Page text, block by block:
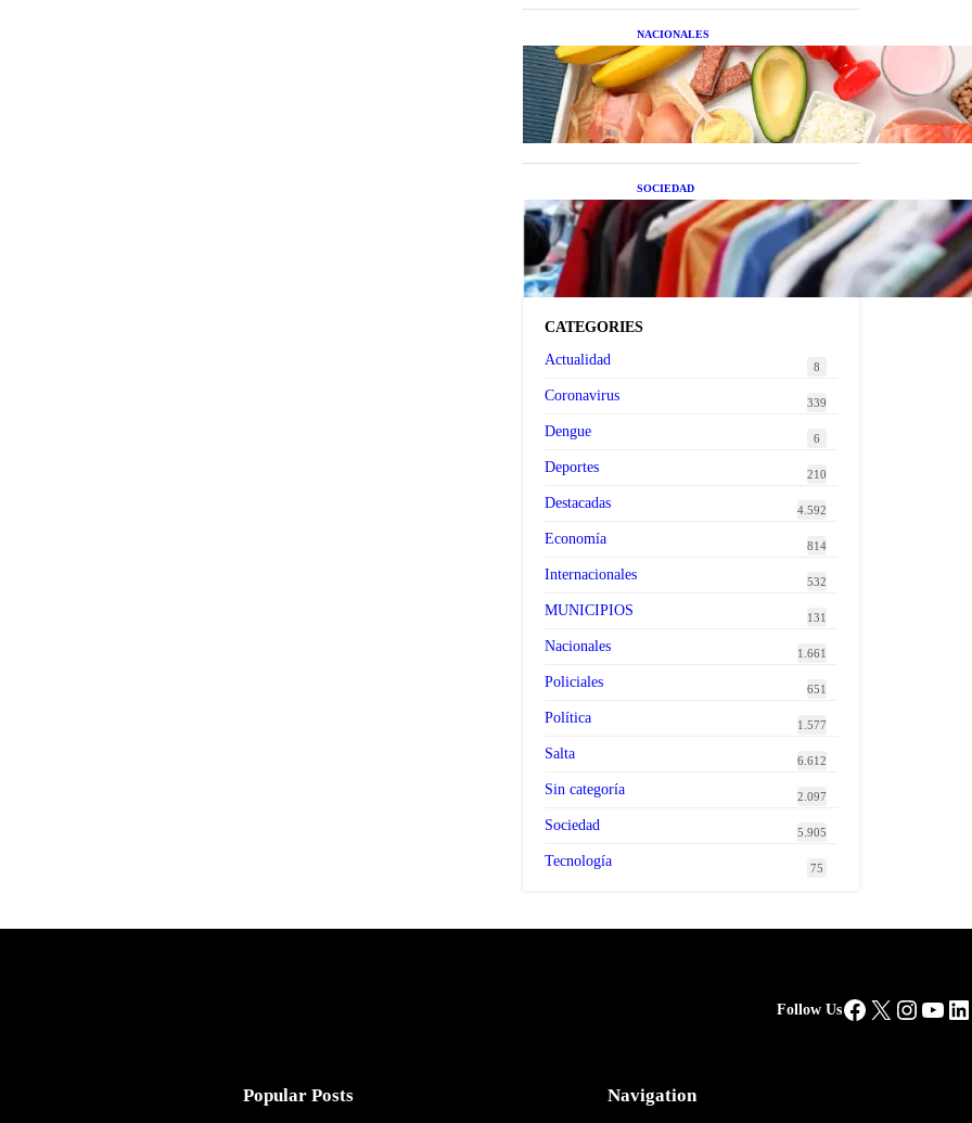
NACIONALES
Nutrición inteligente: Cinco
superalimentos de temporada
que deberías sumar a tu dieta
este mes
SOCIEDAD
Las grandes marcas globales
se suman a la tendencia de la
ropa de segunda mano
premium
CATEGORIES
Actualidad
8
Coronavirus 339
Dengue 6
Deportes 210
Destacadas 4.592
Economía 814
Internacionales 532
MUNICIPIOS 131
Nacionales 1.661
Policiales 651
Política 1.577
Salta 6.612
Sin categoría 2.097
Sociedad 5.905
Tecnología 75
Follow UsFacebook
X
Popular Posts Navigation